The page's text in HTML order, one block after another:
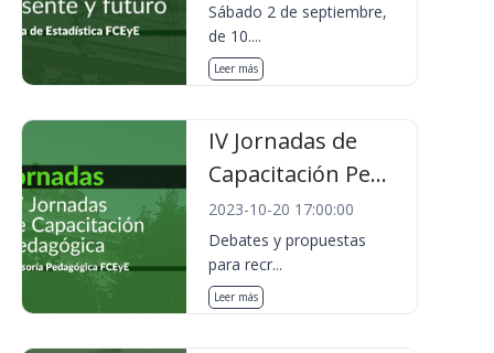
Sábado 2 de septiembre,
de 10....
Leer más
IV Jornadas de
Capacitación Pe...
2023-10-20 17:00:00
Debates y propuestas
para recr...
Leer más